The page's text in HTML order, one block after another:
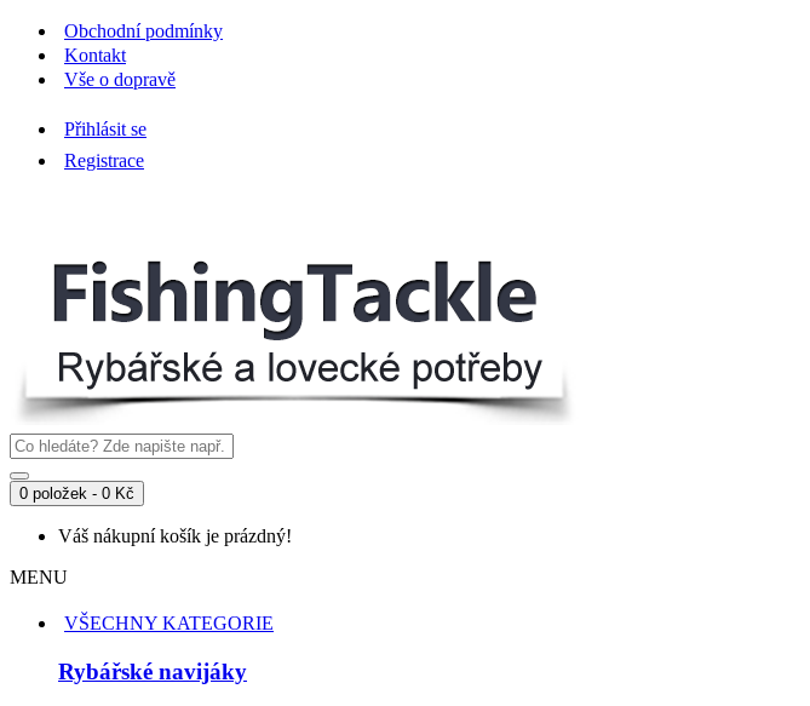
Obchodní podmínky
Kontakt
Vše o dopravě
Přihlásit se
Registrace
0 položek - 0 Kč
Váš nákupní košík je prázdný!
MENU
VŠECHNY KATEGORIE
Rybářské navijáky